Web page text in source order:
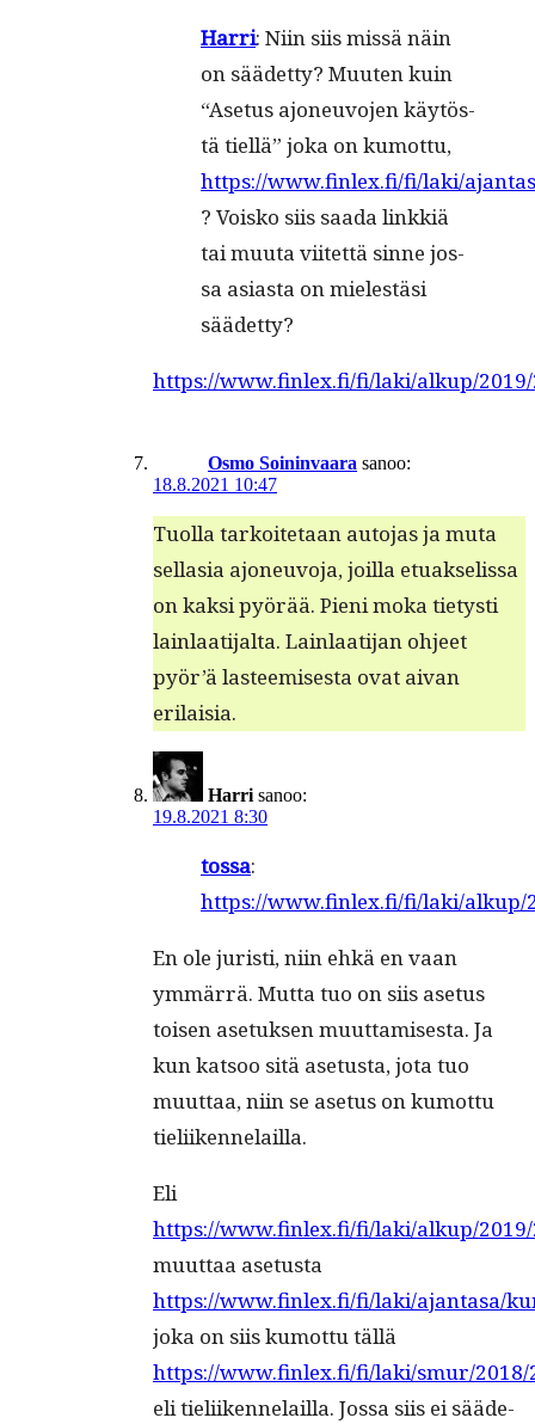
Har­ri: Niin siis mis­sä näin
on sää­det­ty? Muu­ten kuin
“Ase­tus ajo­neu­vo­jen käy­tös­
tä tiel­lä” joka on kumot­tu,
https://www.finlex.fi/fi/laki/
? Vois­ko siis saa­da link­kiä
tai muu­ta vii­tet­tä sin­ne jos­
sa asias­ta on mie­les­tä­si
säädetty?
https://www.finlex.fi/fi/laki/alkup/2019/
Osmo Soininvaara sanoo:
18.8.2021 10:47
Tuol­la tarkoite­taan auto­jas ja muta
sel­l­a­sia ajoneu­vo­ja, joil­la etu­ak­selis­sa
on kak­si pyörää. Pieni moka tietysti
lain­laati­jal­ta. Lain­laati­jan ohjeet
pyör’ä las­teemis­es­ta ovat aivan
erilaisia.
Harri sanoo:
19.8.2021 8:30
tos­sa:
https://www.finlex.fi/fi/laki/alkup/
En ole juristi, niin ehkä en vaan
ymmär­rä. Mut­ta tuo on siis ase­tus
toisen ase­tuk­sen muut­tamis­es­ta. Ja
kun kat­soo sitä ase­tus­ta, jota tuo
muut­taa, niin se ase­tus on kumot­tu
tieliikennelailla.
Eli
https://www.finlex.fi/fi/laki/alkup/2019/
muut­taa ase­tus­ta
https://www.finlex.fi/fi/laki/ajantasa/
joka on siis kumot­tu täl­lä
https://www.finlex.fi/fi/laki/smur/2018/
eli tieli­iken­nelail­la. Jos­sa siis ei sääde­